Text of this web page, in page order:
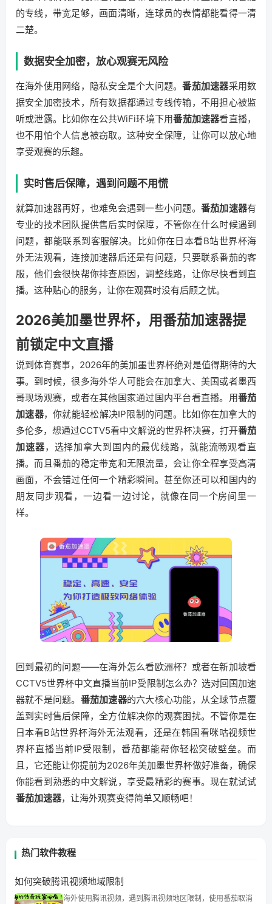
的专线，带宽足够，画面清晰，连球员的表情都能看得一清
二楚。
数据安全加密，放心观赛无风险
在海外使用网络，隐私安全是个大问题。番茄加速器采用数
据安全加密技术，所有数据都通过专线传输，不用担心被监
听或泄露。比如你在公共WiFi环境下用番茄加速器看直播，
也不用怕个人信息被窃取。这种安全保障，让你可以放心地
享受观赛的乐趣。
实时售后保障，遇到问题不用慌
就算加速器再好，也难免会遇到一些小问题。 番茄加速器有
专业的技术团队提供售后实时保障，不管你在什么时候遇到
问题，都能联系到客服解决。比如你在日本看B站世界杯海
外无法观看，连接加速器后还是有问题，只要联系番茄的客
服，他们会很快帮你排查原因，调整线路，让你尽快看到直
播。这种贴心的服务，让你在观赛时没有后顾之忧。
2026美加墨世界杯，用番茄加速器提
前锁定中文直播
说到体育赛事，2026年的美加墨世界杯绝对是值得期待的大
事。到时候，很多海外华人可能会在加拿大、美国或者墨西
哥现场观赛，或者在其他国家通过国内平台看直播。用番茄
加速器，你就能轻松解决IP限制的问题。比如你在加拿大的
多伦多，想通过CCTV5看中文解说的世界杯决赛，打开番茄
加速器，选择加拿大到国内的最优线路，就能流畅观看直
播。而且番茄的稳定带宽和无限流量，会让你全程享受高清
画面，不会错过任何一个精彩瞬间。甚至你还可以和国内的
朋友同步观看，一边看一边讨论，就像在同一个房间里一
样。
回到最初的问题——在海外怎么看欧洲杯？或者在新加坡看
CCTV5世界杯中文直播当前IP受限制怎么办？选对回国加速
器就不是问题。 番茄加速器的六大核心功能，从全球节点覆
盖到实时售后保障，全方位解决你的观赛困扰。不管你是在
日本看B站世界杯海外无法观看，还是在韩国看咪咕视频世
界杯直播当前IP受限制，番茄都能帮你轻松突破壁垒。而
且，它还能让你提前为2026年美加墨世界杯做好准备，确保
你能看到熟悉的中文解说，享受最精彩的赛事。现在就试试
番茄加速器，让海外观赛变得简单又顺畅吧！
热门软件教程
如何突破腾讯视频地域限制
海外使用腾讯视频，遇到腾讯视频地区限制，使用番茄取消